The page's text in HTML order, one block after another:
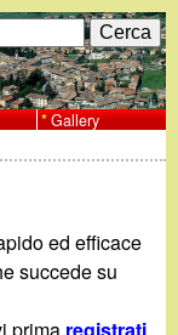
Gallery
ed efficace
succede su
prima registrati